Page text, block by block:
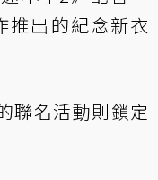
推出的紀念新衣
聯名活動則鎖定